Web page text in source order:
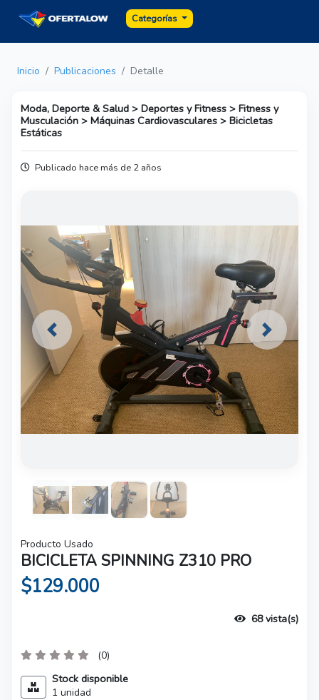
Categorías
Inicio Publicaciones Detalle
Moda, Deporte & Salud > Deportes y Fitness > Fitness y
Musculación > Máquinas Cardiovasculares > Bicicletas
Estáticas
Publicado hace más de 2 años
Previous Next
Producto Usado
BICICLETA SPINNING Z310 PRO
$129.000
68 vista(s)
(0)
Stock disponible
1 unidad